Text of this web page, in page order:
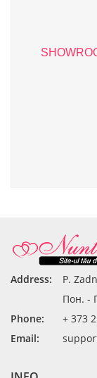
Address:
P.
Пон. -
Phone:
+ 373
Email: